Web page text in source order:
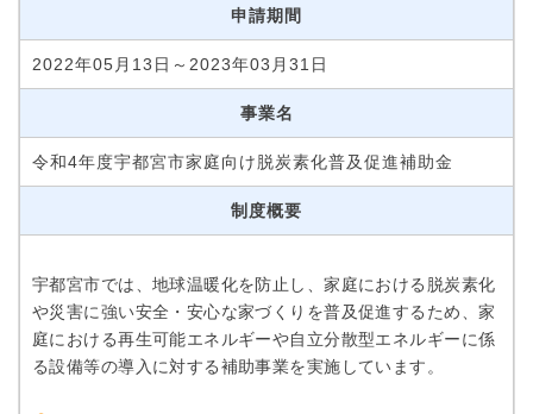
申請期間
2022年05月13日～2023年03月31日
事業名
令和4年度宇都宮市家庭向け脱炭素化普及促進補助金
制度概要
宇都宮市では、地球温暖化を防止し、家庭における脱炭素化
や災害に強い安全・安心な家づくりを普及促進するため、家
庭における再生可能エネルギーや自立分散型エネルギーに係
る設備等の導入に対する補助事業を実施しています。